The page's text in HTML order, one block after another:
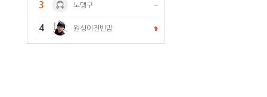
3 노맹구
4 원싱이진빈맘